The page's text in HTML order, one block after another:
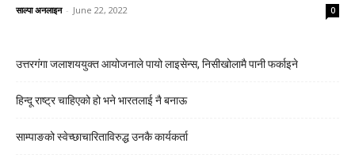
साल्पा अनलाइन - June 22, 2022 0
उत्तरगंगा जलाशययुक्त आयोजनाले पायो लाइसेन्स, निसीखोलामै पानी फर्काइने
हिन्दू राष्ट्र चाहिएको हो भने भारतलाई नै बनाऊ
साम्पाङको स्वेच्छाचारिताविरुद्ध उनकै कार्यकर्ता